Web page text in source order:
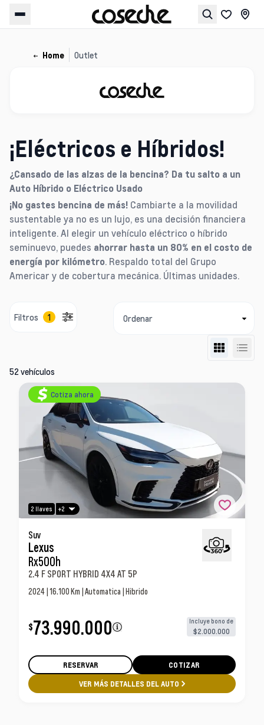
Home Outlet
¡Eléctricos e Híbridos!
¿Cansado de las alzas de la bencina? Da tu salto a un
Auto Híbrido o Eléctrico Usado
¡No gastes bencina de más! Cambiarte a la movilidad
sustentable ya no es un lujo, es una decisión financiera
inteligente. Al elegir un vehículo eléctrico o híbrido
seminuevo, puedes ahorrar hasta un 80% en el costo de
energía por kilómetro. Respaldo total del Grupo
Americar y de cobertura mecánica. Últimas unidades.
Filtros 1 Ordenar
52 vehículos
Cotiza ahora
2 llaves +2
Lexus Rx500h 2.4 F Sport Hybrid 4x4 At 5p Suv
Suv
Lexus
Rx500h
2.4 F SPORT HYBRID 4X4 AT 5P
2024 | 16.100 Km | Automatica | Hibrido
$73.990.000 Incluye bono de
$2.000.000
RESERVAR
COTIZAR
VER MÁS DETALLES DEL AUTO